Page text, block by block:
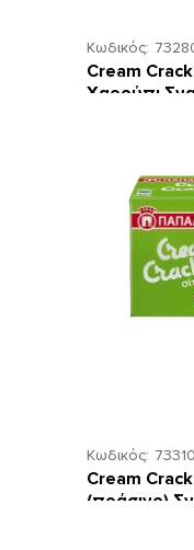
Κωδικός:
Cream
Χαρούπι
Κωδικός: 73310
Cream
(πράσινο)